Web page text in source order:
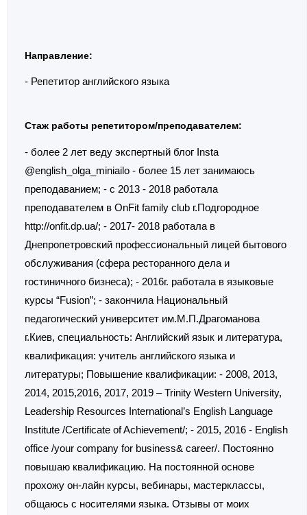
Направление:
- Репетитор английского языка
Стаж работы репетитором/преподавателем:
- более 2 лет веду экспертный блог Insta
@english_olga_miniailo - более 15 лет занимаюсь
преподаванием; - с 2013 - 2018 работала
преподавателем в OnFit family club г.Подгородное
http://onfit.dp.ua/; - 2017- 2018 работала в
Днепропетровский профессиональный лицей бытового
обслуживания (сфера ресторанного дела и
гостиничного бизнеса); - 2016г. работала в языковые
курсы “Fusion”; - закончила Национальный
педагогический университет им.М.П.Драгоманова
г.Киев, специальность: Английский язык и литература,
квалификация: учитель английского языка и
литературы; Повышение квалификации: - 2008, 2013,
2014, 2015,2016, 2017, 2019 – Trinity Western University,
Leadership Resources International’s English Language
Institute /Certificate of Achievement/; - 2015, 2016 - English
office /your company for business& career/. Постоянно
повышаю квалификацию. На постоянной основе
прохожу он-лайн курсы, вебинары, мастерклассы,
общаюсь с носителями языка. Отзывы от моих